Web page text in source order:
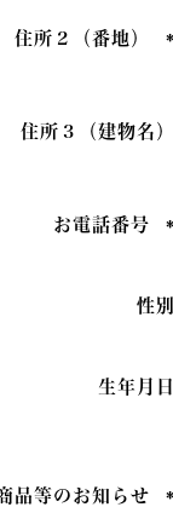
住所２（番地）
住所３（建物名）
お電話番号
性別
生年月日
品等のお知らせ